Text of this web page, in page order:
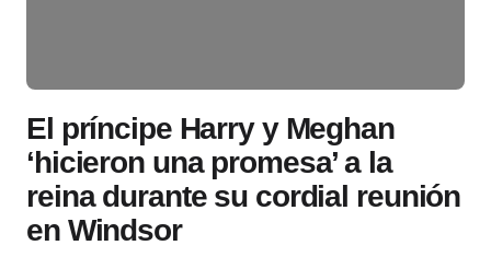
El príncipe Harry y Meghan
‘hicieron una promesa’ a la
reina durante su cordial reunión
en Windsor